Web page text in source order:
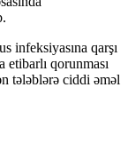
infeksiyasına qarşı
qorunması
tələblərə ciddi əməl